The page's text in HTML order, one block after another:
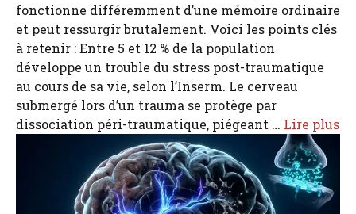
fonctionne différemment d’une mémoire ordinaire
et peut ressurgir brutalement. Voici les points clés
à retenir : Entre 5 et 12 % de la population
développe un trouble du stress post-traumatique
au cours de sa vie, selon l’Inserm. Le cerveau
submergé lors d’un trauma se protège par
dissociation péri-traumatique, piégeant … Lire plus